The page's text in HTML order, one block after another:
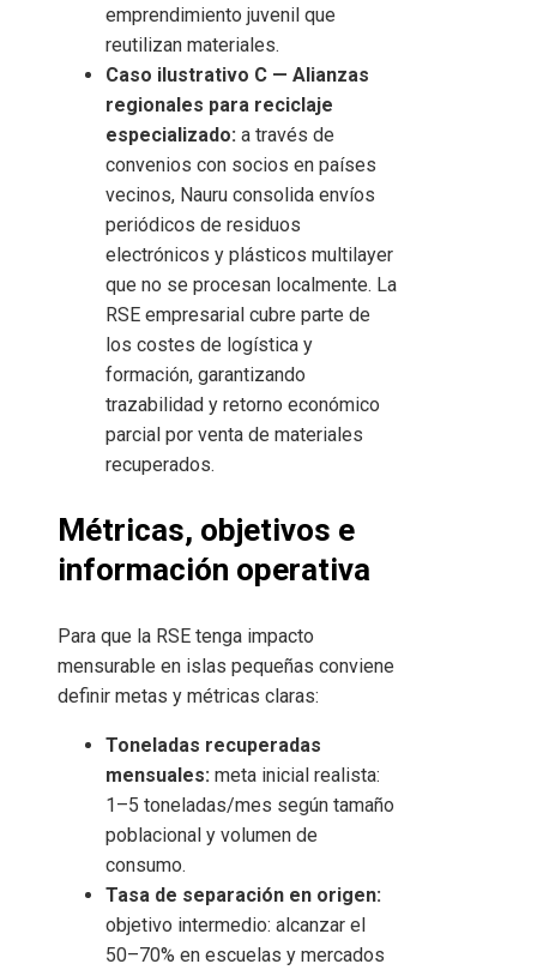
emprendimiento juvenil que
reutilizan materiales.
Caso ilustrativo C — Alianzas
regionales para reciclaje
especializado: a través de
convenios con socios en países
vecinos, Nauru consolida envíos
periódicos de residuos
electrónicos y plásticos multilayer
que no se procesan localmente. La
RSE empresarial cubre parte de
los costes de logística y
formación, garantizando
trazabilidad y retorno económico
parcial por venta de materiales
recuperados.
Métricas, objetivos e
información operativa
Para que la RSE tenga impacto
mensurable en islas pequeñas conviene
definir metas y métricas claras:
Toneladas recuperadas
mensuales: meta inicial realista:
1–5 toneladas/mes según tamaño
poblacional y volumen de
consumo.
Tasa de separación en origen:
objetivo intermedio: alcanzar el
50–70% en escuelas y mercados